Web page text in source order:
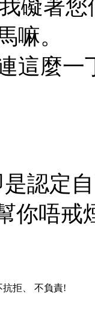
礙著
嘛。
這麼一
認定
你唔戒
拒、 不負責!